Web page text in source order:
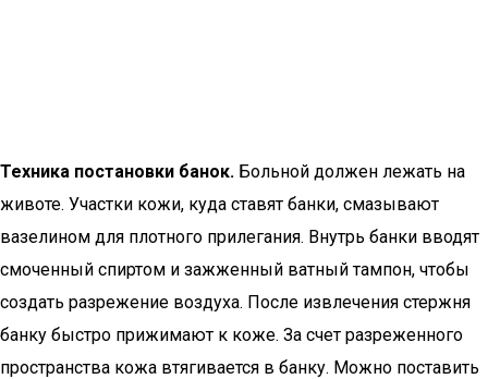
Техника постановки банок. Больной должен лежать на
животе. Участки кожи, куда ставят банки, смазывают
вазелином для плотного прилегания. Внутрь банки вводят
смоченный спиртом и зажженный ватный тампон, чтобы
создать разрежение воздуха. После извлечения стержня
банку быстро прижимают к коже. За счет разреженного
пространства кожа втягивается в банку. Можно поставить